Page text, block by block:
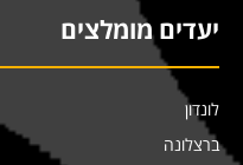
יעדים מומלצים
לונדון
ברצלונה